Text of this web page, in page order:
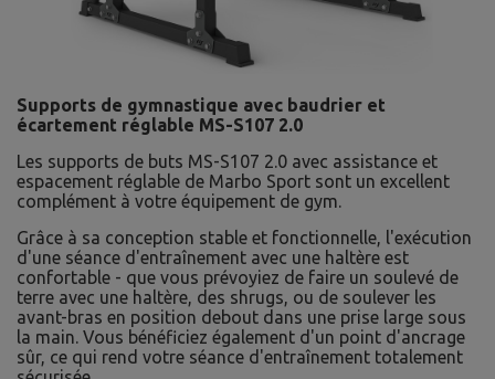
Supports de gymnastique avec baudrier et
écartement réglable MS-S107 2.0
Les supports de buts MS-S107 2.0 avec assistance et
espacement réglable de Marbo Sport sont un excellent
complément à votre équipement de gym.
Grâce à sa conception stable et fonctionnelle, l'exécution
d'une séance d'entraînement avec une haltère est
confortable - que vous prévoyiez de faire un soulevé de
terre avec une haltère, des shrugs, ou de soulever les
avant-bras en position debout dans une prise large sous
la main. Vous bénéficiez également d'un point d'ancrage
sûr, ce qui rend votre séance d'entraînement totalement